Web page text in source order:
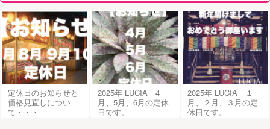
定休日のお知らせと
価格見直しについ
て・・・
2025年 LUCIA 4
月、5月、6月の定休
日です。
2025年 LUCIA １
月、２月、３月の定
休日です。